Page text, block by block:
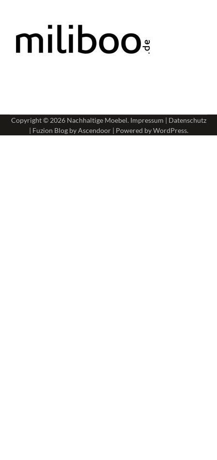
Copyright © 2026 Nachhaltige Moebel. Impressum | Datenschutz
| Fuzion Blog byAscendoor| Powered byWordPress.